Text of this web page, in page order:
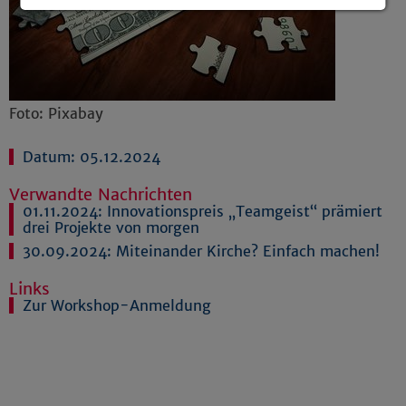
Foto: Pixabay
Datum: 05.12.2024
Verwandte Nachrichten
01.11.2024: Innovationspreis „Teamgeist“ prämiert
drei Projekte von morgen
30.09.2024: Miteinander Kirche? Einfach machen!
Links
Zur Workshop-Anmeldung
Details anzeigen
Impressum| Datenschutz